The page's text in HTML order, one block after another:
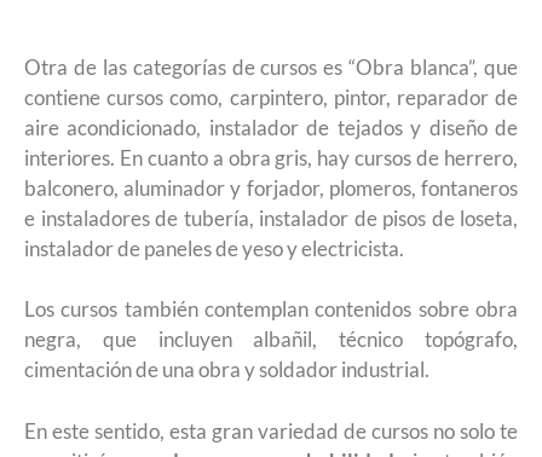
Otra de las categorías de cursos es “Obra blanca”, que
contiene cursos como, carpintero, pintor, reparador de
aire acondicionado, instalador de tejados y diseño de
interiores. En cuanto a obra gris, hay cursos de herrero,
balconero, aluminador y forjador, plomeros, fontaneros
e instaladores de tubería, instalador de pisos de loseta,
instalador de paneles de yeso y electricista.
Los cursos también contemplan contenidos sobre obra
negra, que incluyen albañil, técnico topógrafo,
cimentación de una obra y soldador industrial.
En este sentido, esta gran variedad de cursos no solo te